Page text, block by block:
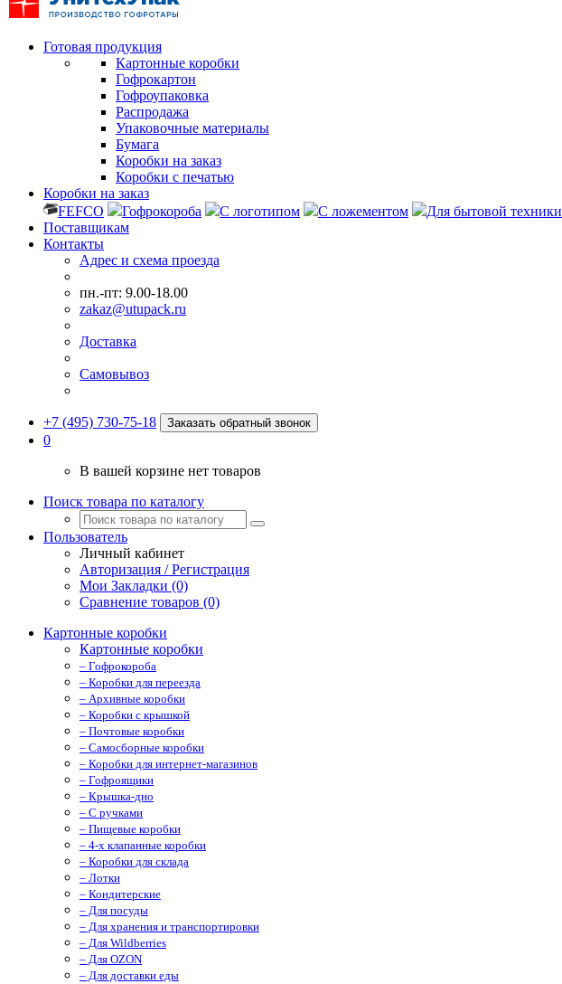
Готовая продукция
Картонные коробки
Гофрокартон
Гофроупаковка
Распродажа
Упаковочные материалы
Бумага
Коробки на заказ
Коробки с печатью
Коробки на заказ
FEFCO
Гофрокороба С логотипом С ложементом Для бытовой техники
Поставщикам
Контакты
Адрес и схема проезда
пн.-пт: 9.00-18.00
zakaz@utupack.ru
Доставка
Самовывоз
+7 (495) 730-75-18 Заказать обратный звонок
0
В вашей корзине нет товаров
Поиск товара по каталогу
Пользователь
Личный кабинет
Авторизация / Регистрация
Мои Закладки (0)
Сравнение товаров (0)
Картонные коробки
Картонные коробки
– Гофрокороба
– Коробки для переезда
– Архивные коробки
– Коробки с крышкой
– Почтовые коробки
– Самосборные коробки
– Коробки для интернет-магазинов
– Гофроящики
– Крышка-дно
– С ручками
– Пищевые коробки
– 4-х клапанные коробки
– Коробки для склада
– Лотки
– Кондитерские
– Для посуды
– Для хранения и транспортировки
– Для Wildberries
– Для OZON
– Для доставки еды